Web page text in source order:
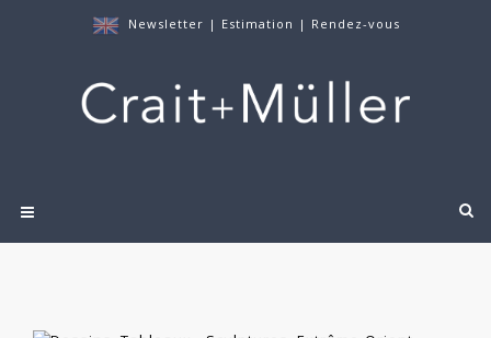
Newsletter | Estimation | Rendez-vous